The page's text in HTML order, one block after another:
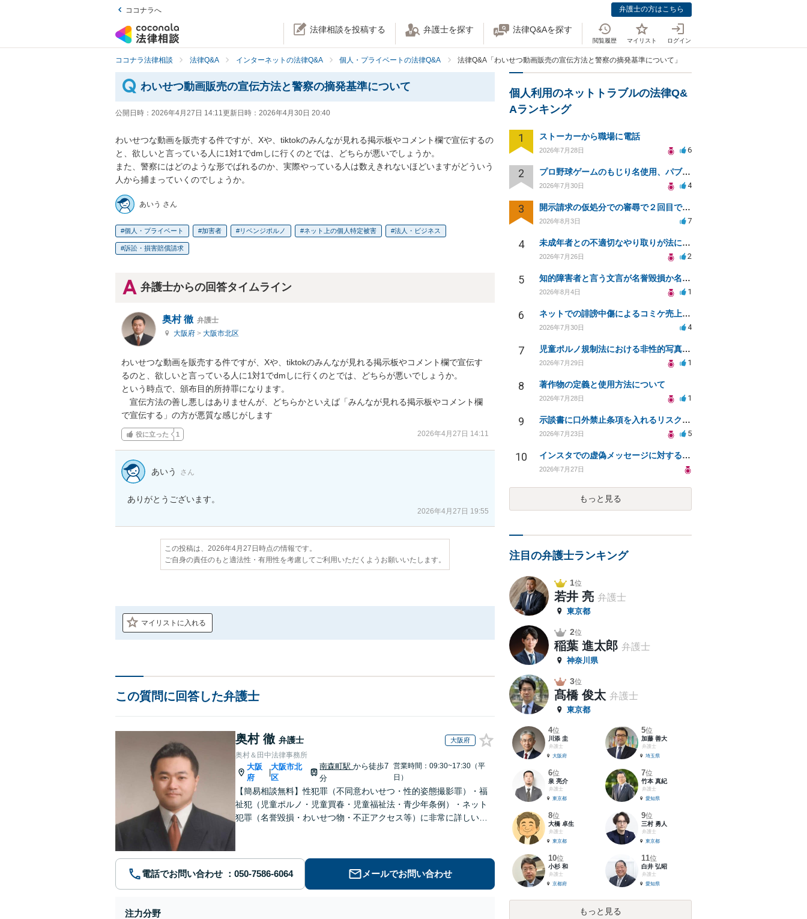
ココナラへ 弁護士の方はこちら
法律相談を投稿する 弁護士を探す 法律Q&Aを探す
閲覧履歴 マイリスト ログイン
ココナラ法律相談 法律Q&A インターネットの法律Q&A 個人・プライベートの法律Q&A 法律Q&A「わいせつ動画販売の宣伝方法と警察の摘発基準について」
わいせつ動画販売の宣伝方法と警察の摘発基準について
公開日時： 2026年4月27日 14:11更新日時： 2026年4月30日 20:40
わいせつな動画を販売する件ですが、Xや、tiktokのみんなが見れる掲示板やコメント欄で宣伝するの
と、欲しいと言っている人に1対1でdmしに行くのとでは、どちらが悪いでしょうか。
また、警察にはどのような形でばれるのか、実際やっている人は数えきれないほどいますがどういう
人から捕まっていくのでしょうか。
あいう さん
個人・プライベート 加害者 リベンジポルノ ネット上の個人特定被害 法人・ビジネス
訴訟・損害賠償請求
弁護士からの回答タイムライン
奥村 徹 弁護士
大阪府 > 大阪市北区
わいせつな動画を販売する件ですが、Xや、tiktokのみんなが見れる掲示板やコメント欄で宣伝す
るのと、欲しいと言っている人に1対1でdmしに行くのとでは、どちらが悪いでしょうか。
という時点で、頒布目的所持罪になります。
宣伝方法の善し悪しはありませんが、どちらかといえば「みんなが見れる掲示板やコメント欄
で宣伝する」の方が悪質な感じがします
役に立った 1 2026年4月27日 14:11
あいう さん
ありがとうございます。
2026年4月27日 19:55
この投稿は、2026年4月27日時点の情報です。
ご自身の責任のもと適法性・有用性を考慮してご利用いただくようお願いいたします。
マイリストに入れる
この質問に回答した弁護士
奥村 徹 弁護士 大阪府
奥村＆田中法律事務所
大阪
府
|
大阪市北
区
南森町駅から徒歩7
分
営業時間：09:30~17:30（平
日）
【簡易相談無料】性犯罪（不同意わいせつ・性的姿態撮影罪）・福
祉犯（児童ポルノ・児童買春・児童福祉法・青少年条例）・ネット
犯罪（名誉毀損・わいせつ物・不正アクセス等）に非常に詳しい弁
電話でお問い合わせ メールでお問い合わせ
注力分野
個人利用のネットトラブルの法律Q&
Aランキング
1 ストーカーから職場に電話
2026年7月28日 6
2 プロ野球ゲームのもじり名使用、パブリシティ権の影響は？
2026年7月30日 4
3 開示請求の仮処分での審尋で２回目で終わらない場合どうしたらいいですか
2026年8月3日 7
4 未成年者との不適切なやり取りが法に触れる可能性と対処法
2026年7月26日 2
5 知的障害者と言う文言が名誉毀損か名誉感情の侵害になるか教えてほしい。
2026年8月4日 1
6 ネットでの誹謗中傷によるコミケ売上減少、損害賠償は可能か？
2026年7月30日 4
7 児童ポルノ規制法における非性的写真とテキストの扱いは？
2026年7月29日 1
8 著作物の定義と使用方法について
2026年7月28日 1
9 示談書に口外禁止条項を入れるリスクはありますか？
2026年7月23日 5
10 インスタでの虚偽メッセージに対する法的対応の必要性は？
2026年7月27日
もっと見る
注目の弁護士ランキング
1位
若井 亮 弁護士
東京都
2位
稲葉 進太郎 弁護士
神奈川県
3位
髙橋 俊太 弁護士
東京都
4位
川添 圭
弁護士
大阪府
5位
加藤 善大
弁護士
埼玉県
6位
泉 亮介
弁護士
東京都
7位
竹本 真紀
弁護士
愛知県
8位
大橋 卓生
弁護士
東京都
9位
三村 勇人
弁護士
東京都
10位
小杉 和
弁護士
京都府
11位
白井 弘昭
弁護士
愛知県
もっと見る